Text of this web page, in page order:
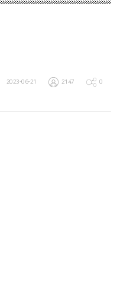
2023-06-21 2147 0